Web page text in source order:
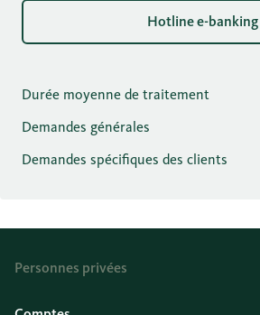
Hotline e-banking
Durée moyenne de traitement
Demandes générales
Demandes spécifiques des clients
Personnes privées